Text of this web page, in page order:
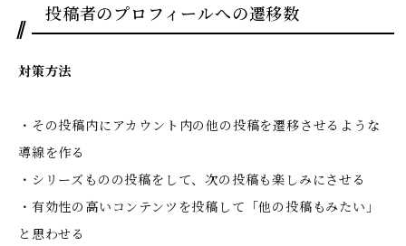
投稿者のプロフィールへの遷移数
対策方法
・その投稿内にアカウント内の他の投稿を遷移させるような
導線を作る
・シリーズものの投稿をして、次の投稿も楽しみにさせる
・有効性の高いコンテンツを投稿して「他の投稿もみたい」
と思わせる